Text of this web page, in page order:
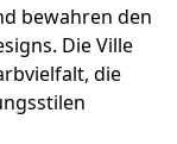
bewahren den
Die Ville
die